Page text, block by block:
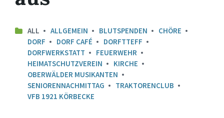
ALL ALLGEMEIN BLUTSPENDEN
CHÖRE
DORF
DORF CAFÉ
DORFTTEFF
DORFWERKSTATT
FEUERWEHR
HEIMATSCHUTZVEREIN
KIRCHE
OBERWÄLDER MUSIKANTEN
SENIORENNACHMITTAG
TRAKTORENCLUB
VFB 1921 KÖRBECKE